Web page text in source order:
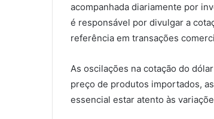
acompanhada diariamente por
é responsável por divulgar a
referência em transações
As oscilações na cotação do
preço de produtos importados,
essencial estar atento às